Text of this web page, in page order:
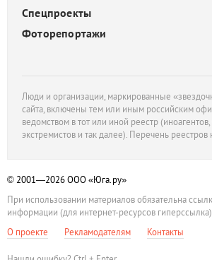
Спецпроекты
Фоторепортажи
Люди и организации, маркированные
сайта, включены тем или иным российским
ведомством в тот или иной реестр
экстремистов и так далее). Перечень реестров
© 2001—2026ООО «Юга.ру»
При использовании материалов обязательна
информации (для интернет-ресурсов
О проекте
Рекламодателям Контакты